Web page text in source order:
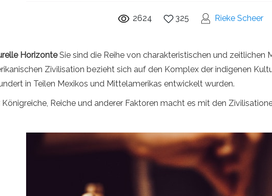
2624 325 Rieke Scheer
HorizonteSie sind die Reihe von charakteristischen und zeitlichen
Zivilisation bezieht sich auf den Komplex der indigenen
in Teilen Mexikos und Mittelamerikas entwickelt wurden.
Königreiche, Reiche und anderer Faktoren macht es mit den